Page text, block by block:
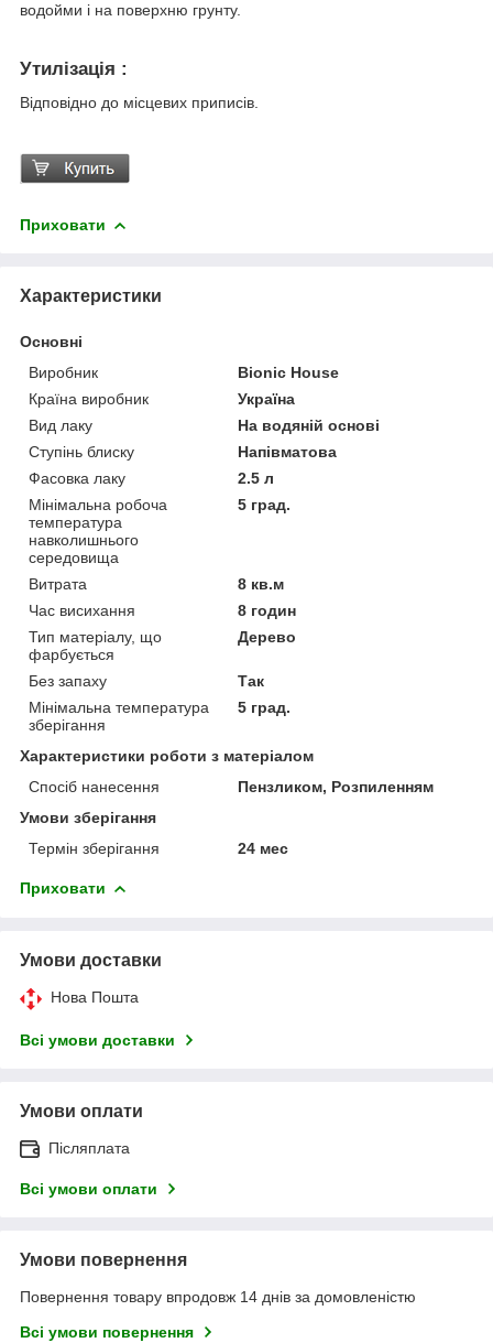
водойми і на поверхню грунту.
Утилізація :
Відповідно до місцевих приписів.
Приховати
Характеристики
Основні
Виробник
Bionic House
Країна виробник
Україна
Вид лаку
На водяній основі
Ступінь блиску
Напівматова
Фасовка лаку
2.5 л
Мінімальна робоча
температура
навколишнього
середовища
5 град.
Витрата
8 кв.м
Час висихання
8 годин
Тип матеріалу, що
фарбується
Дерево
Без запаху
Так
Мінімальна температура
зберігання
5 град.
Характеристики роботи з матеріалом
Спосіб нанесення
Пензликом, Розпиленням
Умови зберігання
Термін зберігання
24 мес
Приховати
Умови доставки
Нова Пошта
Всі умови доставки
Умови оплати
Післяплата
Всі умови оплати
Умови повернення
Повернення товару впродовж 14 днів за домовленістю
Всі умови повернення